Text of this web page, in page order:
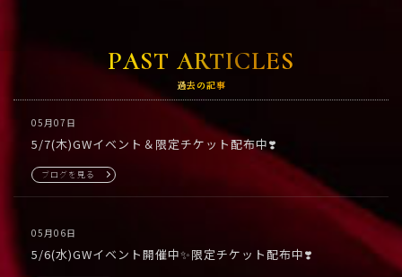
PAST ARTICLES
過去の記事
5/7(木)GWイベント＆限定チケット配布中❣️
05月07日
ブログを見る
5/6(水)GWイベント開催中✨限定チケット配布中❣️
05月06日